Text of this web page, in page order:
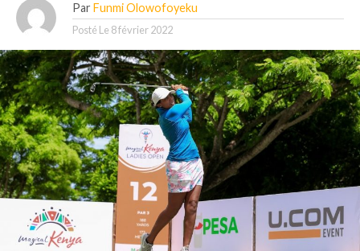
Par Funmi Olowofoyeku
Posté Le 8 février 2022